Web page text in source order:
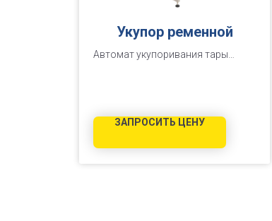
Укупор ременной
Автомат укупоривания тары
ЗАПРОСИТЬ ЦЕНУ